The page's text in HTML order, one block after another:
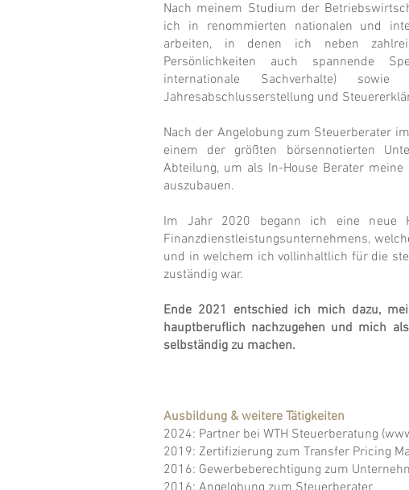
Nach meinem Studium der
ich in renommierten nationalen und
arbeiten, in denen ich neben
Persönlichkeiten auch spannende
internationale Sachverhalte)
Jahresabschlusserstellung und
Nach der Angelobung zum Steuerberater
einem der größten börsennotierten
Abteilung, um als In-House Berater
auszubauen.
Im Jahr 2020 begann ich eine neue
Finanzdienstleistungsunternehmens,
und in welchem ich vollinhaltlich für die
zuständig war.
Ende 2021 entschied ich mich dazu,
hauptberuflich nachzugehen und mich
selbständig zu machen.
Ausbildung & weitere Tätigkeiten
2024: Partner bei WTH Steuerberatung (
2019: Zertifizierung zum Transfer Pricing
2016: Gewerbeberechtigung zum